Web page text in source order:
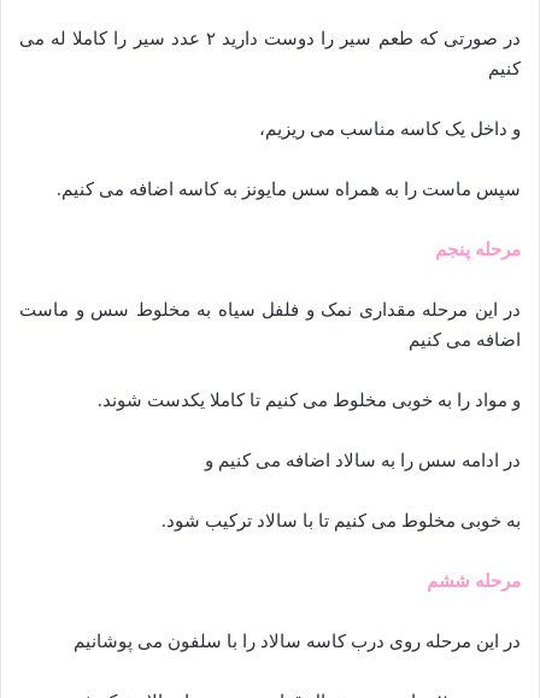
در صورتی که طعم سیر را دوست دارید ۲ عدد سیر را کاملا له می
کنیم
و داخل یک کاسه مناسب می ریزیم،
سپس ماست را به همراه سس مایونز به کاسه اضافه می کنیم.
مرحله پنجم
در این مرحله مقداری نمک و فلفل سیاه به مخلوط سس و ماست
اضافه می کنیم
و مواد را به خوبی مخلوط می کنیم تا کاملا یکدست شوند.
در ادامه سس را به سالاد اضافه می کنیم و
به خوبی مخلوط می کنیم تا با سالاد ترکیب شود.
مرحله ششم
در این مرحله روی درب کاسه سالاد را با سلفون می پوشانیم